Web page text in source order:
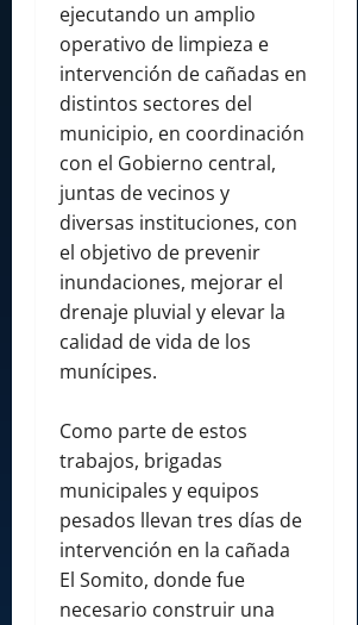
ejecutando un amplio
operativo de limpieza e
intervención de cañadas en
distintos sectores del
municipio, en coordinación
con el Gobierno central,
juntas de vecinos y
diversas instituciones, con
el objetivo de prevenir
inundaciones, mejorar el
drenaje pluvial y elevar la
calidad de vida de los
munícipes.
Como parte de estos
trabajos, brigadas
municipales y equipos
pesados llevan tres días de
intervención en la cañada
El Somito, donde fue
necesario construir una